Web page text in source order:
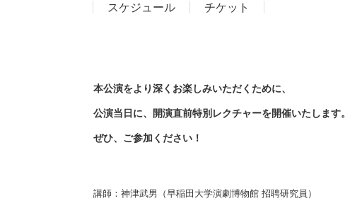
スケジュール チケット
本公演をより深くお楽しみいただくために、
公演当日に、開演直前特別レクチャーを開催いたします。
ぜひ、ご参加ください！
講師：神津武男（早稲田大学演劇博物館 招聘研究員）